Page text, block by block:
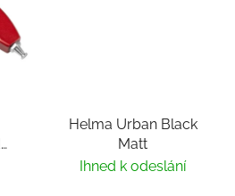
Helma Urban Black
Matt
Ihned k odeslání